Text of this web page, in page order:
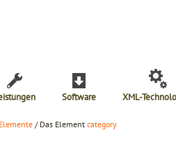
Software XML-
/ Das Element category